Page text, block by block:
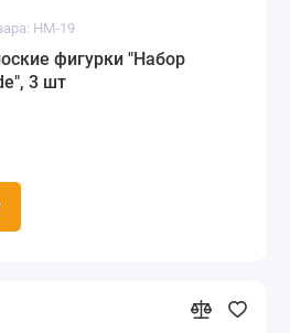
HM-19
фигурки "Набор
3 шт